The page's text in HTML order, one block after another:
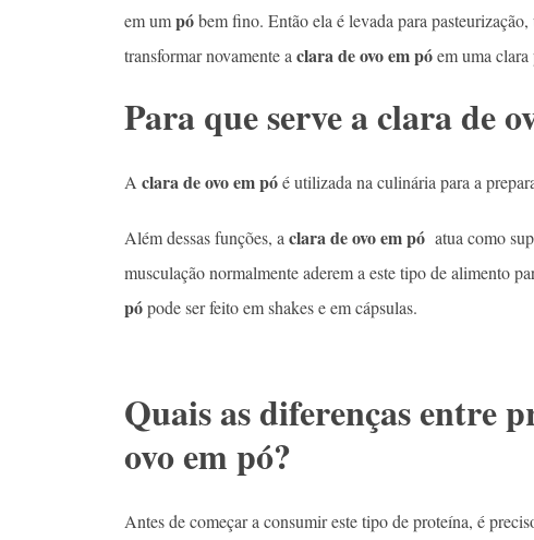
em umpóbem fino. Então ela é levada para
transformar novamente aclara de ovo em póem uma clara
Para que serve a clara de
A clara de ovo em póé utilizada na culinária para a
Além dessas funções, a clara de ovo em pó atua como
musculação normalmente aderem a este tipo de alimento
pópode ser feito em shakes e em cápsulas.
Quais as diferenças entre
ovo em pó?
Antes de começar a consumir este tipo de proteína, é